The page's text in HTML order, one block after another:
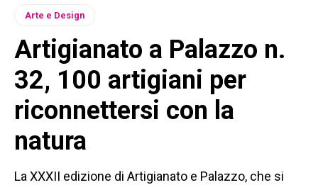
Arte e Design
Artigianato a Palazzo n.
32, 100 artigiani per
riconnettersi con la
natura
La XXXII edizione di Artigianato e Palazzo, che si